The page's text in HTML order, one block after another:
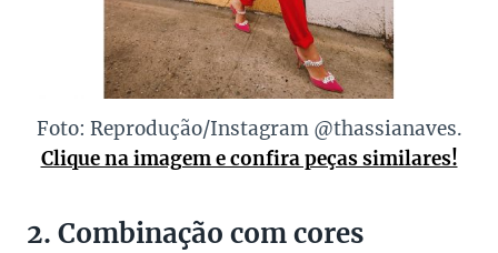
Foto: Reprodução/Instagram @thassianaves.
Clique na imagem e confira peças similares!
2. Combinação com cores